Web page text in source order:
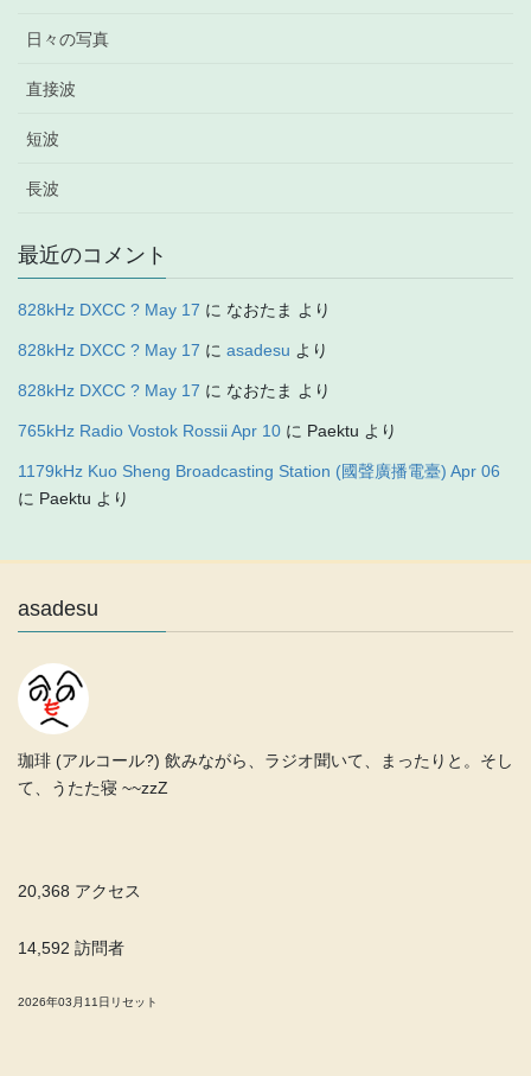
日々の写真
直接波
短波
長波
最近のコメント
828kHz DXCC ? May 17 に なおたま より
828kHz DXCC ? May 17 に asadesu より
828kHz DXCC ? May 17 に なおたま より
765kHz Radio Vostok Rossii Apr 10 に Paektu より
1179kHz Kuo Sheng Broadcasting Station (國聲廣播電臺) Apr 06
に Paektu より
asadesu
珈琲 (アルコール?) 飲みながら、ラジオ聞いて、まったりと。そし
て、うたた寝 ~~zzZ
20,368 アクセス
14,592 訪問者
2026年03月11日リセット